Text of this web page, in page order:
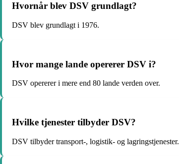
Hvornår blev DSV grundlagt?
DSV blev grundlagt i 1976.
Hvor mange lande opererer DSV i?
DSV opererer i mere end 80 lande verden over.
Hvilke tjenester tilbyder DSV?
DSV tilbyder transport-, logistik- og lagringstjenester.